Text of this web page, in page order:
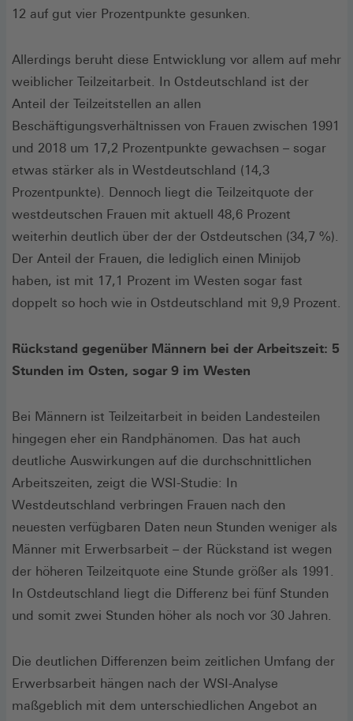
12 auf gut vier Prozentpunkte gesunken.
Allerdings beruht diese Entwicklung vor allem auf mehr
weiblicher Teilzeitarbeit. In Ostdeutschland ist der
Anteil der Teilzeitstellen an allen
Beschäftigungsverhältnissen von Frauen zwischen 1991
und 2018 um 17,2 Prozentpunkte gewachsen – sogar
etwas stärker als in Westdeutschland (14,3
Prozentpunkte). Dennoch liegt die Teilzeitquote der
westdeutschen Frauen mit aktuell 48,6 Prozent
weiterhin deutlich über der der Ostdeutschen (34,7 %).
Der Anteil der Frauen, die lediglich einen Minijob
haben, ist mit 17,1 Prozent im Westen sogar fast
doppelt so hoch wie in Ostdeutschland mit 9,9 Prozent.
Rückstand gegenüber Männern bei der Arbeitszeit: 5
Stunden im Osten, sogar 9 im Westen
Bei Männern ist Teilzeitarbeit in beiden Landesteilen
hingegen eher ein Randphänomen. Das hat auch
deutliche Auswirkungen auf die durchschnittlichen
Arbeitszeiten, zeigt die WSI-Studie: In
Westdeutschland verbringen Frauen nach den
neuesten verfügbaren Daten neun Stunden weniger als
Männer mit Erwerbsarbeit – der Rückstand ist wegen
der höheren Teilzeitquote eine Stunde größer als 1991.
In Ostdeutschland liegt die Differenz bei fünf Stunden
und somit zwei Stunden höher als noch vor 30 Jahren.
Die deutlichen Differenzen beim zeitlichen Umfang der
Erwerbsarbeit hängen nach der WSI-Analyse
maßgeblich mit dem unterschiedlichen Angebot an